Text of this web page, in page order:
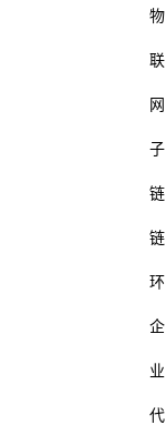
物
联
网
子
链
链
环
企
业
代